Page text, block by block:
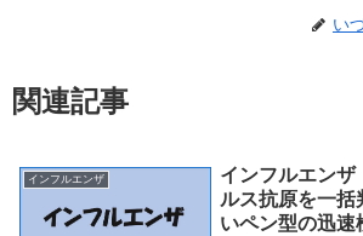
い
関連記事
インフルエンザ
インフルエンザ
ルス抗原を一括
いペン型の迅速